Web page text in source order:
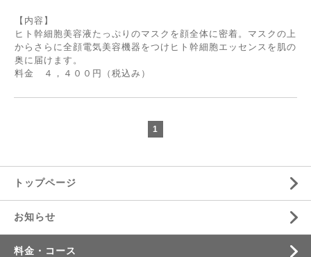
【内容】
ヒト幹細胞美容液たっぷりのマスクを顔全体に密着。マスクの上
からさらに全顔電気美容機器をつけヒト幹細胞エッセンスを肌の
奥に届けます。
料金 ４，４００円（税込み）
1
トップページ
お知らせ
料金・コース